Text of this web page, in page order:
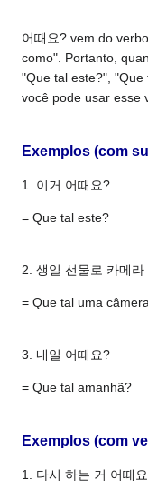
어때요? vem do
como". Portanto,
"Que tal este?", "Que
você pode usar esse
Exemplos (com
1. 이거 어때요?
= Que tal este?
2. 생일 선물로 카메라
= Que tal uma
3. 내일 어때요?
= Que tal amanhã?
Exemplos (com
1. 다시 하는 거 어때